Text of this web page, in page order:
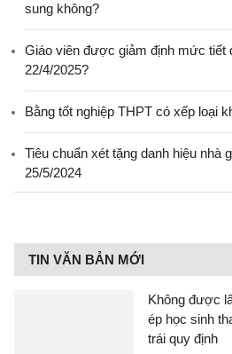
sung không?
Giáo viên được giảm định mức tiết
22/4/2025?
Bằng tốt nghiệp THPT có xếp loại
Tiêu chuẩn xét tặng danh hiệu nhà
25/5/2024
TIN VĂN BẢN MỚI
Không được
ép học sinh
trái quy định